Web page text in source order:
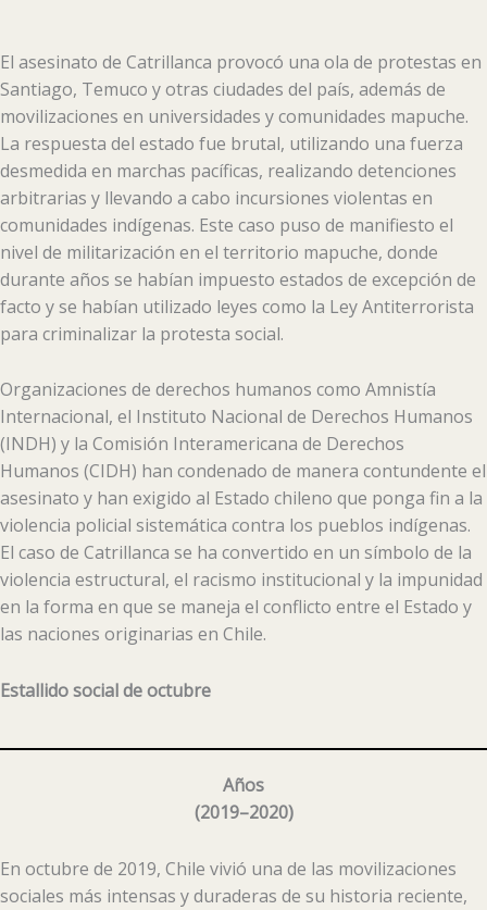
El asesinato de Catrillanca provocó una ola de protestas en
Santiago, Temuco y otras ciudades del país, además de
movilizaciones en universidades y comunidades mapuche.
La respuesta del estado fue brutal, utilizando una fuerza
desmedida en marchas pacíficas, realizando detenciones
arbitrarias y llevando a cabo incursiones violentas en
comunidades indígenas. Este caso puso de manifiesto el
nivel de militarización en el territorio mapuche, donde
durante años se habían impuesto estados de excepción de
facto y se habían utilizado leyes como la Ley Antiterrorista
para criminalizar la protesta social.
Organizaciones de derechos humanos como Amnistía
Internacional, el Instituto Nacional de Derechos Humanos
(INDH) y la Comisión Interamericana de Derechos
Humanos (CIDH) han condenado de manera contundente el
asesinato y han exigido al Estado chileno que ponga fin a la
violencia policial sistemática contra los pueblos indígenas.
El caso de Catrillanca se ha convertido en un símbolo de la
violencia estructural, el racismo institucional y la impunidad
en la forma en que se maneja el conflicto entre el Estado y
las naciones originarias en Chile.
Estallido social de octubre
Años
(2019–2020)
En octubre de 2019, Chile vivió una de las movilizaciones
sociales más intensas y duraderas de su historia reciente,